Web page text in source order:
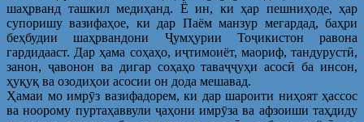
шаҳрванд ташкил медиҳанд. Ё ин, ки ҳар пешниҳоде, ҳар
супоришу вазифаҳое, ки дар Паём манзур мегардад, баҳри
беҳбудии шаҳрвандони Ҷумҳурии Тоҷикистон равона
гардидааст. Дар ҳама соҳаҳо, иҷтимоиёт, маориф, тандурустӣ,
занон, ҷавонон ва дигар соҳаҳо таваҷҷуҳи асосӣ ба инсон,
ҳуқуқ ва озодиҳои асосии он дода мешавад.
Ҳамаи мо имрӯз вазифадорем, ки дар шароити ниҳоят ҳассос
ва ноорому пуртаҳаввули ҷаҳони имрӯза ва афзоиши таҳдиду